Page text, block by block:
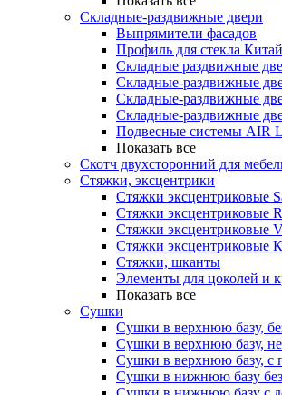
Складные-раздвижные двери
Выпрямители фасадов
Профиль для стекла Китай
Складные раздвижные
Складные-раздвижные
Складные-раздвижные
Складные-раздвижные
Подвесные системы AIR
Показать все
Скотч двухсторонний для
Стяжки, эксцентрики
Cтяжки эксцентриковые
Стяжки эксцентриковые
Стяжки эксцентриковые
Стяжки эксцентриковые
Стяжки, шканты
Элементы для цоколей и
Показать все
Сушки
Сушки в верхнюю базу,
Сушки в верхнюю базу,
Сушки в верхнюю базу, с
Сушки в нижнюю базу